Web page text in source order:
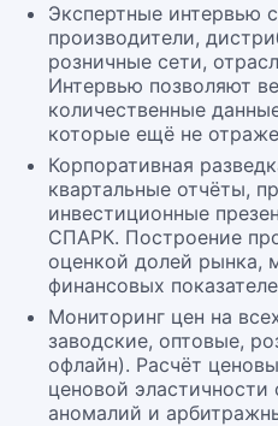
Экспертные интервью
производители,
розничные сети,
Интервью позволяют
количественные
которые ещё не
Корпоративная
квартальные отчёты,
инвестиционные
СПАРК. Построение
оценкой долей рынка,
финансовых
Мониторинг цен на
заводские, оптовые,
офлайн). Расчёт
ценовой эластичности
аномалий и